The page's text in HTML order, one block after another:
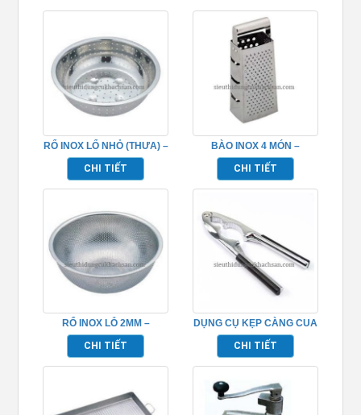
RỔ INOX LỔ NHỎ (THƯA) –
TP696055
CHI TIẾT
BÀO INOX 4 MÓN –
TP696107
CHI TIẾT
RỔ INOX LỖ 2MM –
TP696051
CHI TIẾT
DỤNG CỤ KẸP CÀNG CUA
– TP696103
CHI TIẾT